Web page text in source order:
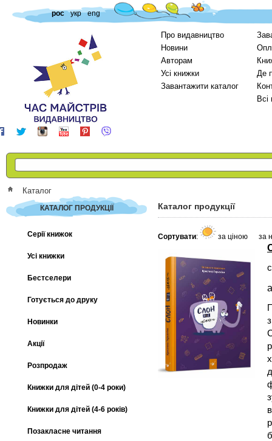
рос укр eng
Про видавництво
Новини
Авторам
Усі книжки
Завантажити каталог
Де
Каталог
КАТАЛОГ ПРОДУКЦІЇ
Серії книжок
Усі книжки
Бестселери
Готується до друку
Новинки
Акції
Розпродаж
Книжки для дітей (0-4 роки)
Книжки для дітей (4-6 років)
Позакласне читання
Каталог продукції
Сортувати: за ціною за